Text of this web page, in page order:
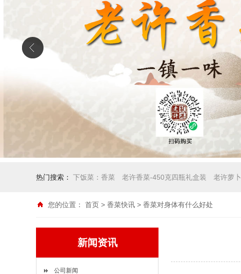
热门搜索： 下饭菜：香菜 老许香菜-450克四瓶礼盒装 老许萝卜
您的位置： 首页 > 香菜快讯 > 香菜对身体有什么好处
新闻资讯
公司新闻